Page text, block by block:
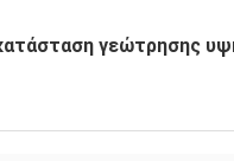
γεώτρησης